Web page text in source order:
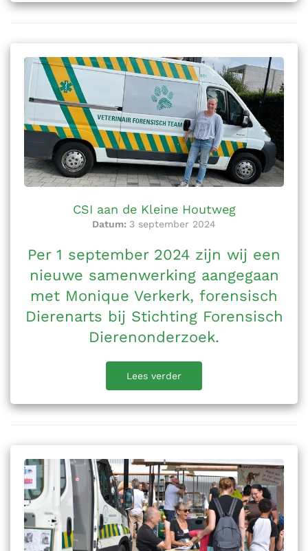
CSI aan de Kleine Houtweg
Datum: 3 september 2024
Per 1 september 2024 zijn wij een
nieuwe samenwerking aangegaan
met Monique Verkerk, forensisch
Dierenarts bij Stichting Forensisch
Dierenonderzoek.
Lees verder